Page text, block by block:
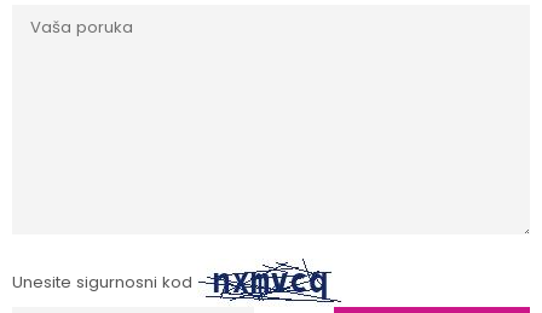
Unesite sigurnosni kod